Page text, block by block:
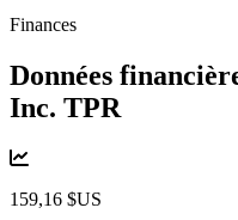
Finances
Données
Inc. TPR
159,16 $US